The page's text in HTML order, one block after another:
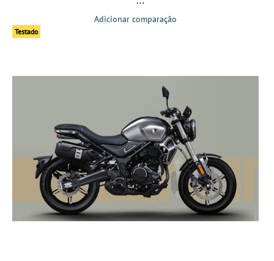
Adicionar comparação
Testado